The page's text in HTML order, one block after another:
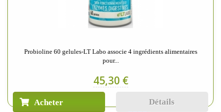
Probioline 60 gelules-LT Labo associe 4 ingrédients alimentaires
pour...
45,30 €
Acheter Détails